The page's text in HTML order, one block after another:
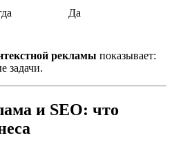
Да
рекламы показывает:
задачи.
и SEO: что